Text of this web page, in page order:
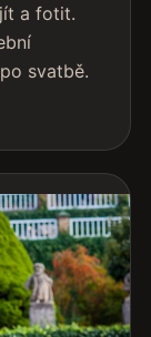
a fotit.
svatbě.